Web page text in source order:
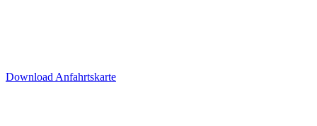
Download Anfahrtskarte